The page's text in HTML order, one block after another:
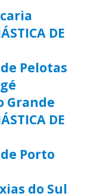
DE
Pelotas
Grande
DE
Porto
do Sul